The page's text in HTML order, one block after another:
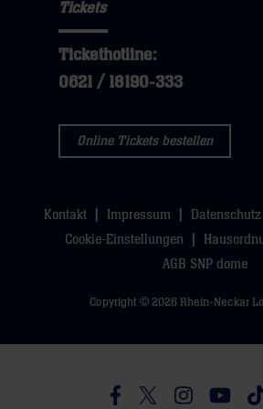
dann
hier
öffnen,
dann
klicken
sie
Tickets
Tickethotline:
0621 / 18190-333
Online Tickets bestellen
Kontakt Impressum Datenschutz
Cookie-Einstellungen
AGB SNP dome
Copyright © 2026 Rhein-Neckar